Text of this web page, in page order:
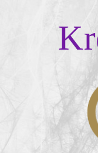
ovládáním
proniknout